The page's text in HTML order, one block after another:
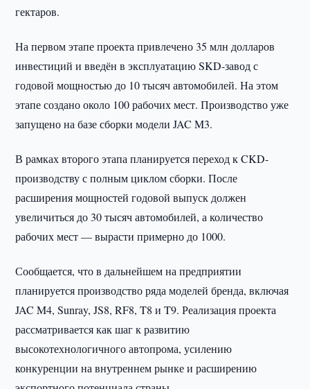
гектаров.
На первом этапе проекта привлечено 35 млн долларов
инвестиций и введён в эксплуатацию SKD-завод с
годовой мощностью до 10 тысяч автомобилей. На этом
этапе создано около 100 рабочих мест. Производство уже
запущено на базе сборки модели JAC M3.
В рамках второго этапа планируется переход к CKD-
производству с полным циклом сборки. После
расширения мощностей годовой выпуск должен
увеличиться до 30 тысяч автомобилей, а количество
рабочих мест — вырасти примерно до 1000.
Сообщается, что в дальнейшем на предприятии
планируется производство ряда моделей бренда, включая
JAC M4, Sunray, JS8, RF8, T8 и T9. Реализация проекта
рассматривается как шаг к развитию
высокотехнологичного автопрома, усилению
конкуренции на внутреннем рынке и расширению